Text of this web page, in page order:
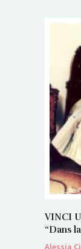
VINCI
“Dans
Alessia